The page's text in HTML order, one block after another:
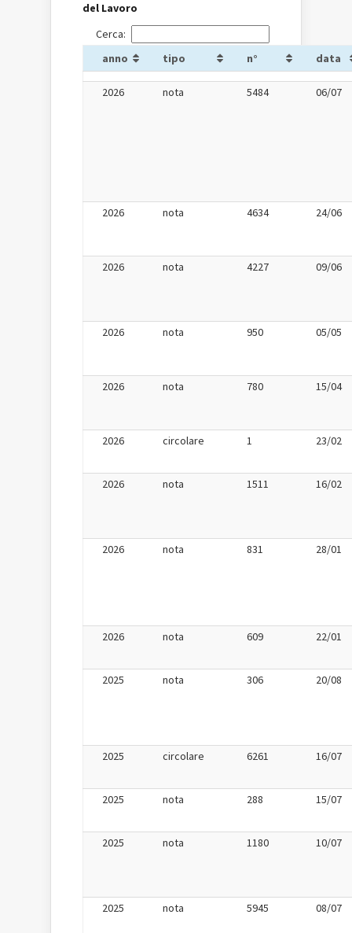
del Lavoro
Cerca:
anno
tipo n° data
2026 nota 5484 06/07
2026 nota 4634 24/06
2026 nota 4227 09/06
2026 nota 950 05/05
2026 nota 780 15/04
2026 circolare 1 23/02
2026 nota 1511 16/02
2026 nota 831 28/01
2026 nota 609 22/01
2025 nota 306 20/08
2025 circolare 6261 16/07
2025 nota 288 15/07
2025 nota 1180 10/07
2025 nota 5945 08/07